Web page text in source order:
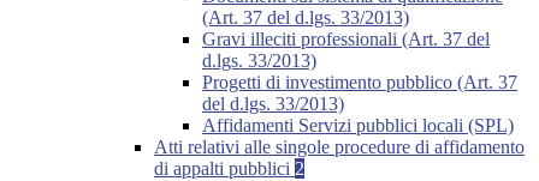
(Art. 37 del d.lgs. 33/2013)
Gravi illeciti professionali (Art. 37 del
d.lgs. 33/2013)
Progetti di investimento pubblico (Art. 37
del d.lgs. 33/2013)
Affidamenti Servizi pubblici locali (SPL)
Atti relativi alle singole procedure di affidamento
di appalti pubblici 2